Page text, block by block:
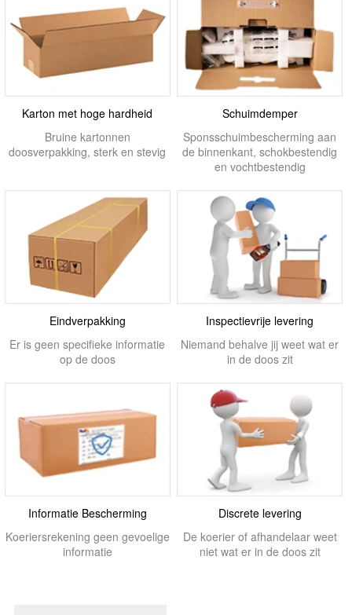
Karton met hoge hardheid
Bruine kartonnen
doosverpakking, sterk en stevig
Schuimdemper
Sponsschuimbescherming aan
de binnenkant, schokbestendig
en vochtbestendig
Eindverpakking
Er is geen specifieke informatie
op de doos
Inspectievrije levering
Niemand behalve jij weet wat er
in de doos zit
Informatie Bescherming
Koeriersrekening geen gevoelige
informatie
Discrete levering
De koerier of afhandelaar weet
niet wat er in de doos zit